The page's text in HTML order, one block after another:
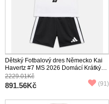
Dětský Fotbalový dres Německo Kai
Havertz #7 MS 2026 Domácí Krátký
Rukáv (+ trenýrky)
2229.01Kč
891.56Kč (91)